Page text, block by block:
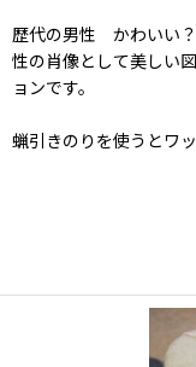
歴代の男性 かわいい
性の肖像として美しい
ョンです。
蝋引きのりを使うとワ